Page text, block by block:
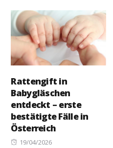
Rattengift in
Babygläschen
entdeckt – erste
bestätigte Fälle in
Österreich
Posted
19/04/2026